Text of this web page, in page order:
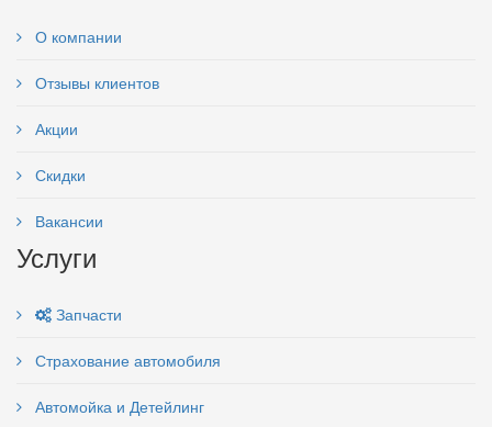
О компании
Отзывы клиентов
Акции
Скидки
Вакансии
Услуги
Запчасти
Страхование автомобиля
Автомойка и Детейлинг